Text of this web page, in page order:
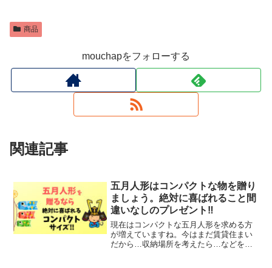
商品
mouchapをフォローする
関連記事
五月人形はコンパクトな物を贈り
ましょう。絶対に喜ばれること間
違いなしのプレゼント‼︎
現在はコンパクトな五月人形を求める方
が増えていますね。今はまだ賃貸住まい
だから…収納場所を考えたら…などを理